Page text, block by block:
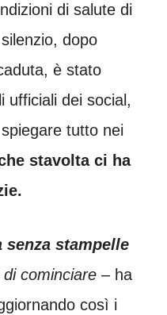
di salute di
dopo
è stato
ufficiali dei social,
tutto nei
stavolta ci ha
senza stampelle
cominciare – ha
così i